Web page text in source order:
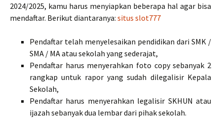
2024/2025, kamu harus menyiapkan beberapa hal agar bisa
mendaftar. Berikut diantaranya: situs slot777
Pendaftar telah menyelesaikan pendidikan dari SMK /
SMA / MA atau sekolah yang sederajat,
Pendaftar harus menyerahkan foto copy sebanyak 2
rangkap untuk rapor yang sudah dilegalisir Kepala
Sekolah,
Pendaftar harus menyerahkan legalisir SKHUN atau
ijazah sebanyak dua lembar dari pihak sekolah.